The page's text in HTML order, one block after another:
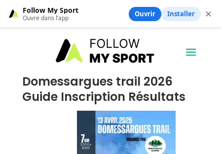
Domessargues trail 2026
Guide Inscription Résultats
Follow My Sport
Ouvre dans l’app Ouvrir Installer ✕